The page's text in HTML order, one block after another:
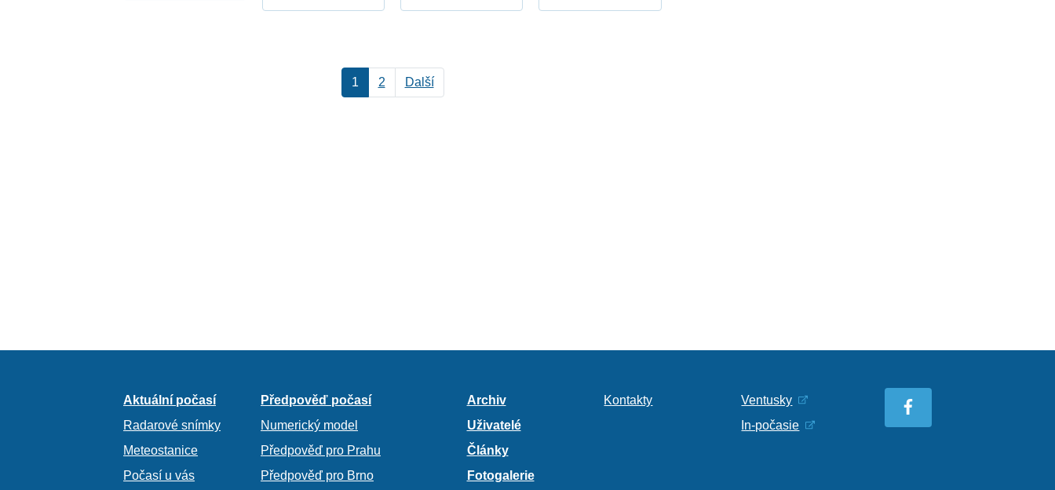
1 2 Další
Aktuální počasí
Radarové snímky
Meteostanice
Počasí u vás
Předpověď počasí
Numerický model
Předpověď pro Prahu
Předpověď pro Brno
Archiv
Uživatelé
Články
Fotogalerie
Kontakty
Ventusky
In-počasie